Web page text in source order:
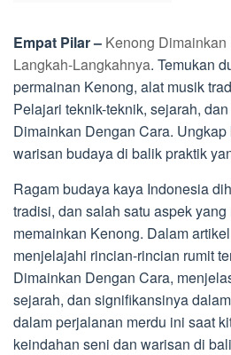
Empat Pilar – Kenong
Langkah-Langkahnya. Temukan
permainan Kenong, alat musik
Pelajari teknik-teknik, sejarah,
Dimainkan Dengan Cara.
warisan budaya di balik praktik
Ragam budaya kaya Indonesia
tradisi, dan salah satu aspek
memainkan Kenong. Dalam
menjelajahi rincian-rincian rumit
Dimainkan Dengan Cara,
sejarah, dan signifikansinya
dalam perjalanan merdu ini saat
keindahan seni dan warisan di